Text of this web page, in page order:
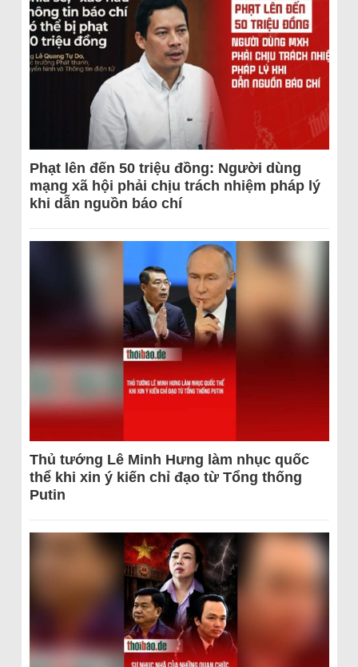
Phạt lên đến 50 triệu đồng: Người dùng
mạng xã hội phải chịu trách nhiệm pháp lý
khi dẫn nguồn báo chí
Thủ tướng Lê Minh Hưng làm nhục quốc
thể khi xin ý kiến chỉ đạo từ Tổng thống
Putin